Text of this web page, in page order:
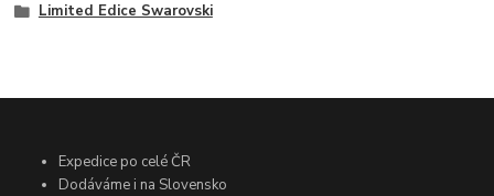
Limited Edice Swarovski
Expedice po celé ČR
Dodáváme i na Slovensko